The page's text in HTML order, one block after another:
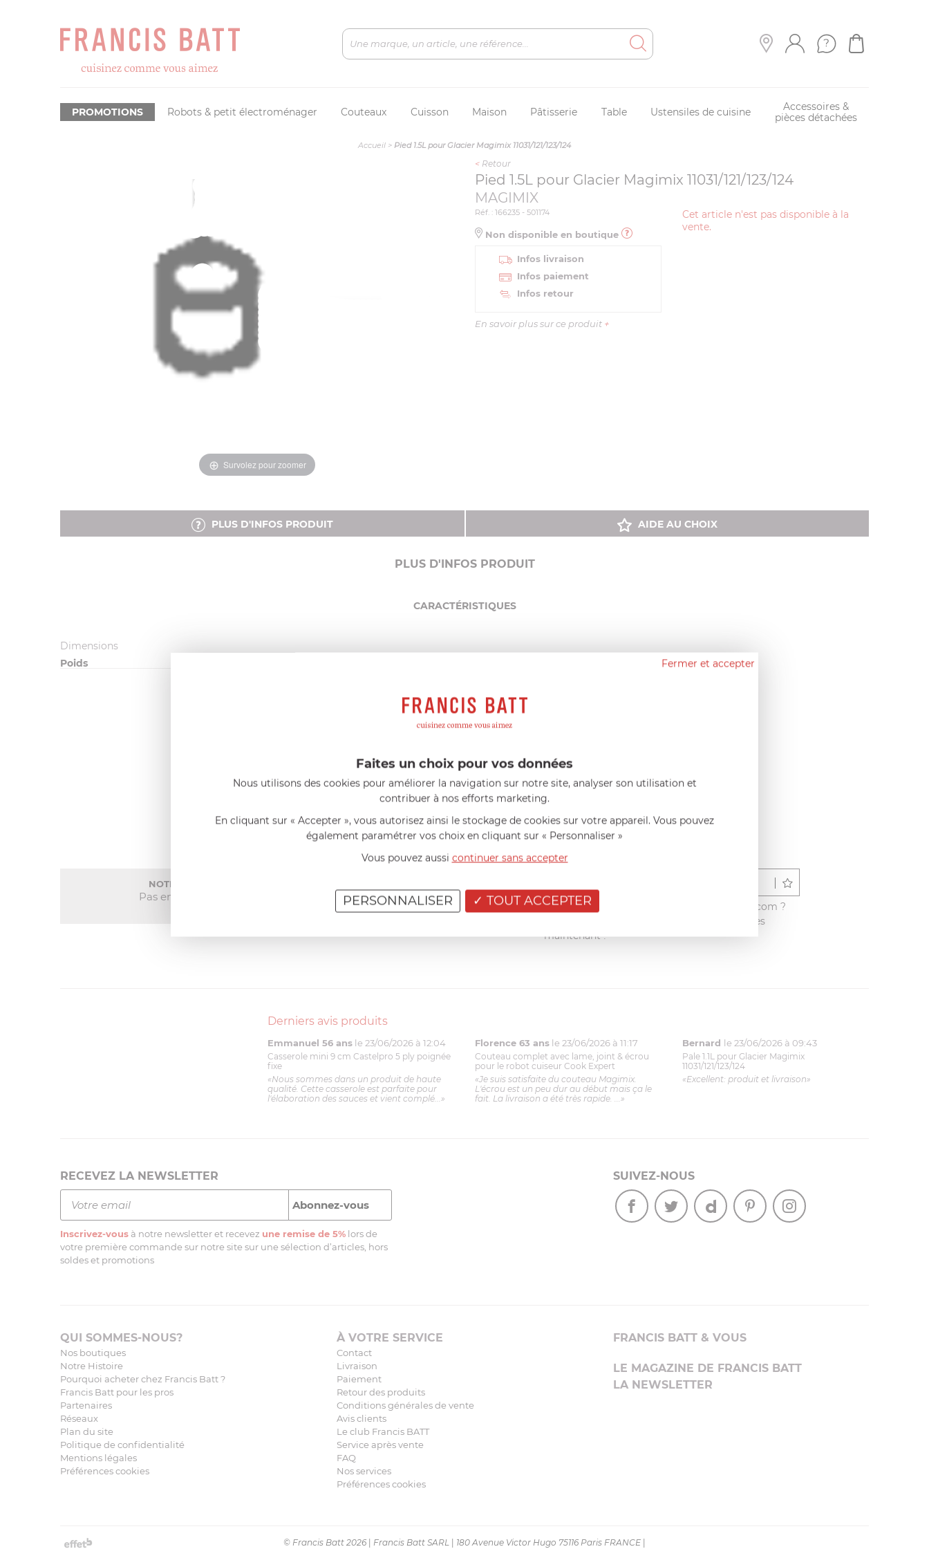
Robots & petit électroménager Couteaux Cuisson Maison Pâtisserie Table Ustensiles de cuisine
Accessoires &
pièces détachées
PROMOTIONS
Accueil > Pied 1.5L pour Glacier Magimix 11031/121/123/124
Survolez pour zoomer
< Retour
Pied 1.5L pour Glacier Magimix 11031/121/123/124
MAGIMIX
Cet article n'est pas disponible à la
vente.
Réf. : 166235 - 501174
Non disponible en boutique
Infos livraison
Infos paiement
Infos retour
En savoir plus sur ce produit +
PLUS D'INFOS PRODUIT AIDE AU CHOIX
PLUS D'INFOS PRODUIT
CARACTÉRISTIQUES
Dimensions
Poids
AIDE AU CHOIX
AVIS CLIENT
NOTE MOYENNE
Pas encore de note
(0)
(0)
(0)
(0)
Vous avez acheté ce produit sur francisbatt.com ?
Partagez votre avis avec les autres clients dès
maintenant !
Derniers avis produits
Emmanuel 56 ans le 23/06/2026 à 12:04
Casserole mini 9 cm Castelpro 5 ply poignée
fixe
«Nous sommes dans un produit de haute
qualité. Cette casserole est parfaite pour
l'élaboration des sauces et vient complé...»
Florence 63 ans le 23/06/2026 à 11:17
Couteau complet avec lame, joint & écrou
pour le robot cuiseur Cook Expert
«Je suis satisfaite du couteau Magimix.
L'écrou est un peu dur au début mais ça le
fait. La livraison a été très rapide. ...»
Bernard le 23/06/2026 à 09:43
Pale 1.1L pour Glacier Magimix
11031/121/123/124
«Excellent: produit et livraison»
RECEVEZ LA NEWSLETTER
Inscrivez-vous à notre newsletter et recevez une remise de 5% lors de
votre première commande sur notre site sur une sélection d’articles, hors
soldes et promotions
SUIVEZ-NOUS
QUI SOMMES-NOUS?
Nos boutiques
Notre Histoire
Pourquoi acheter chez Francis Batt ?
Francis Batt pour les pros
Partenaires
Réseaux
Plan du site
Politique de confidentialité
Mentions légales
Préférences cookies
À VOTRE SERVICE
Contact
Livraison
Paiement
Retour des produits
Conditions générales de vente
Avis clients
Le club Francis BATT
Service après vente
FAQ
Nos services
Préférences cookies
FRANCIS BATT & VOUS
LE MAGAZINE DE FRANCIS BATT
LA NEWSLETTER
© Francis Batt 2026 Francis Batt SARL 180 Avenue Victor Hugo 75116 Paris FRANCE
Fermer et accepter
Faites un choix pour vos données
Nous utilisons des cookies pour améliorer la navigation sur notre site, analyser son utilisation et
contribuer à nos efforts marketing.
En cliquant sur « Accepter », vous autorisez ainsi le stockage de cookies sur votre appareil. Vous pouvez
également paramétrer vos choix en cliquant sur « Personnaliser »
Vous pouvez aussi continuer sans accepter
TOUT ACCEPTER
PERSONNALISER